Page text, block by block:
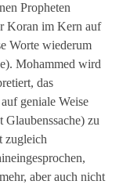
Propheten
Koran im Kern auf
Worte wiederum
Mohammed wird
das
geniale Weise
zu
zugleich
aber auch nicht